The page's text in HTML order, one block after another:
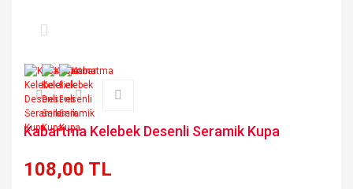
Kabartma Kelebek Desenli Seramik Kupa
108,00 TL